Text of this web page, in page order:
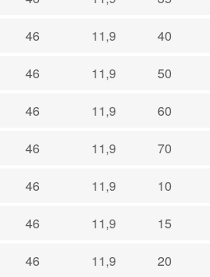
46 11,9 40
46 11,9 50
46 11,9 60
46 11,9 70
46 11,9 10
46 11,9 15
46 11,9 20